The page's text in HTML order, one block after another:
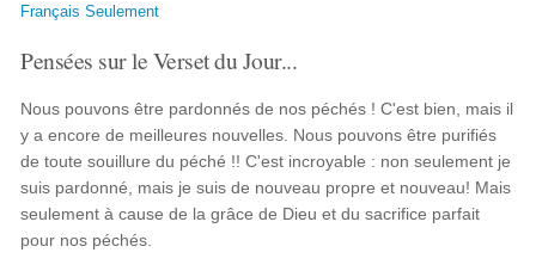
Français Seulement
Pensées sur le Verset du Jour...
Nous pouvons être pardonnés de nos péchés ! C'est bien, mais il
y a encore de meilleures nouvelles. Nous pouvons être purifiés
de toute souillure du péché !! C'est incroyable : non seulement je
suis pardonné, mais je suis de nouveau propre et nouveau! Mais
seulement à cause de la grâce de Dieu et du sacrifice parfait
pour nos péchés.